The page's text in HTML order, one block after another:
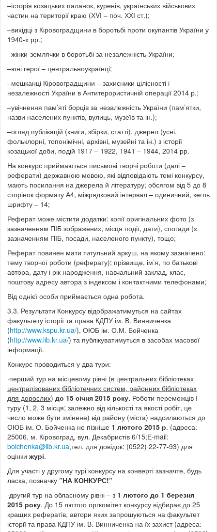
–історія козацьких паланок, куренів, українських військових
частин на території краю (ХVІ – поч. ХХІ ст.);
–вихідці з Кіровоградщини в боротьбі проти окупантів України у
1940‑х рр.;
–жінки-землячки в боротьбі за незалежність України;
–юні герої – центральноукраїнці;
–мешканці Кіровоградщини – захисники цілісності і
незалежності України в Антитерористичній операції 2014 р.;
–увічнення пам’яті борців за незалежність України (пам’ятки,
назви населених пунктів, вулиць, музеїв та ін.);
–огляд публікацій (книги, збірки, статті), джерел (усні,
фольклорні, топонімічні, архівні, музейні та ін.) з історії
козацької доби, подій 1917 – 1922, 1941 – 1944, 2014 рр.
На конкурс приймаються письмові творчі роботи (далі –
реферати) державною мовою, які відповідають темі конкурсу,
мають посилання на джерела й літературу; обсягом від 5 до 8
сторінок формату А4, міжрядковий інтервал – одиничний, кегль
шрифту – 14;
Реферат може містити додатки: копії оригінальних фото (з
зазначенням ПІБ зображених, місця події, дати), спогади (з
зазначенням ПІБ, посади, населеного пункту), тощо;
Реферат повинен мати титульний аркуш, на якому зазначено:
тему творчої роботи (реферату); прізвище, ім’я, по батькові
автора, дату і рік народження, навчальний заклад, клас,
поштову адресу автора з індексом і контактними телефонами;
Від однієї особи приймається одна робота.
3.3. Результати Конкурсу відображатимуться на сайтах
факультету історії та права КДПУ ім. В. Винниченка
(http://www.kspu.kr.ua/), ОЮБ ім. О.М. Бойченка
(http://www.lib.kr.ua/) та публікуватимуться в засобах масової
інформації.
Конкурс проводиться у два тури:
·перший тур на місцевому рівні (в центральних бібліотеках
централізованих бібліотечних систем, районних бібліотеках
для дорослих) до 15 січня 2015 року. Роботи переможців І
туру (1, 2, 3 місця; залежно від кількості та якості робіт, це
число може бути змінене) від району (міста) надсилаються до
ОЮБ ім. О. Бойченка не пізніше 1 лютого 2015 р. (адреса:
25006, м. Кіровоград, вул. Декабристів 6/15;Е-mail:
boichenka@lib.kr.ua,тел. для довідок: (0522) 22-77-93) для
оцінки журі.
Для участі у другому турі конкурсу на конверті зазначте, будь
ласка, позначку ”НА КОНКУРС!”
·другий тур на обласному рівні – з 1 лютого до 1 березня
2015 року. До 15 лютого оргкомітет конкурсу відбирає до 25
кращих рефератів, автори яких запрошуються на факультет
історії та права КДПУ ім. В. Винниченка на їх захист (адреса: